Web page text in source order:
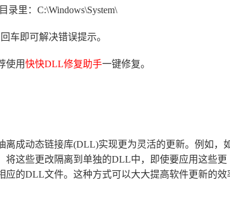
里：C:\Windows\System\
车即可解决错误提示。
使用快快DLL修复助手一键修复。
成动态链接库(DLL)实现更为灵活的更新。例如，
这些更改隔离到单独的DLL中，即使要应用这些更
应的DLL文件。这种方式可以大大提高软件更新的效